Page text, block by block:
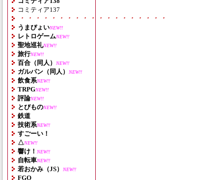
コミティア137
・・・・・・・・・・・・・・・・・・・
うまぴょいNEW!!
レトロゲームNEW!!
聖地巡礼NEW!!
旅行NEW!!
百合（同人） NEW!!
ガルパン（同人） NEW!!
飲食系NEW!!
TRPGNEW!!
評論NEW!!
とびものNEW!!
鉄道
技術系NEW!!
すごーい！
△NEW!!
響け！ NEW!!
自転車NEW!!
若おかみ（JS） NEW!!
FGO